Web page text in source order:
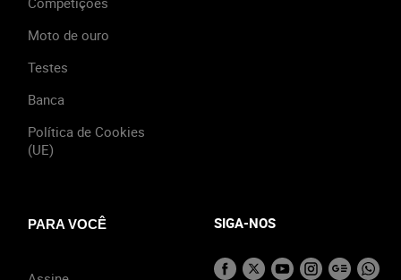
Moto de ouro
Testes
Banca
Política de Cookies
(UE)
PARA VOCÊ SIGA-NOS